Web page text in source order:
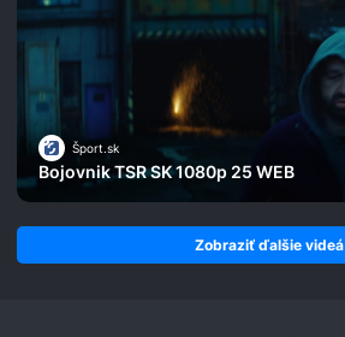
Šport.sk
Bojovnik TSR SK 1080p 25 WEB
Zobraziť ďalšie videá